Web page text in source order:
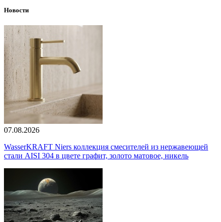
Новости
07.08.2026
WasserKRAFT Niers коллекция смесителей из нержавеющей
стали AISI 304 в цвете графит, золото матовое, никель